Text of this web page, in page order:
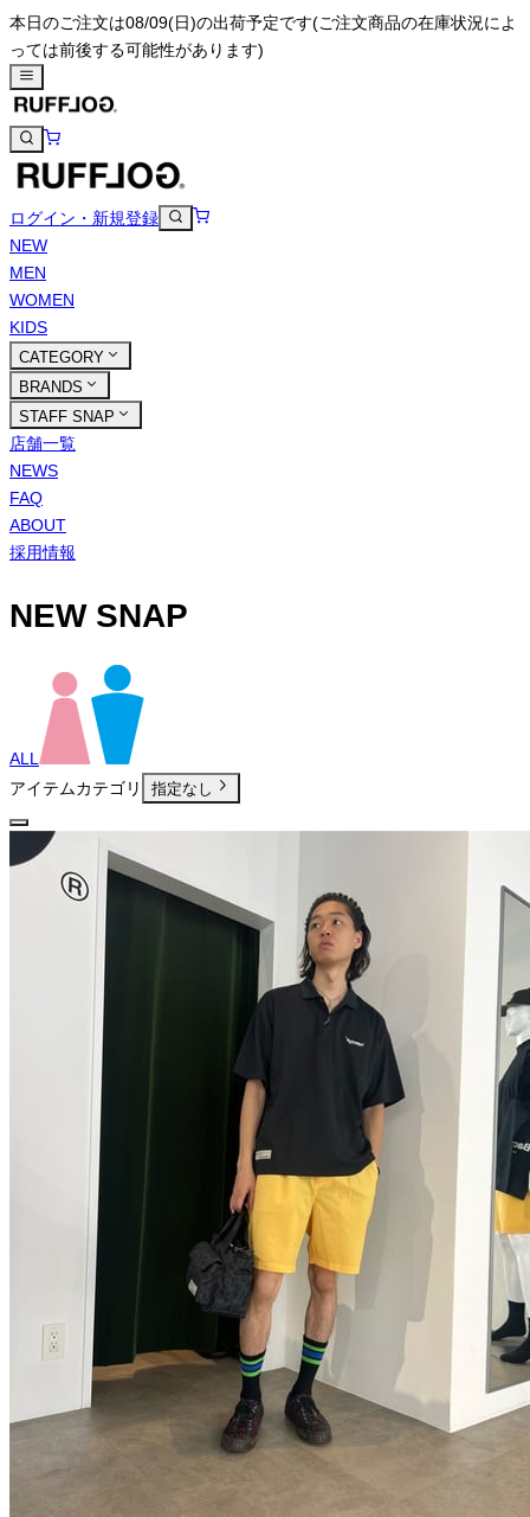
本日のご注文は08/09(日)の出荷予定です(ご注文商品の在庫状況によ
っては前後する可能性があります)
ログイン・新規登録
NEW
MEN
WOMEN
KIDS
CATEGORY
BRANDS
STAFF SNAP
店舗一覧
NEWS
FAQ
ABOUT
採用情報
NEW SNAP
ALL
アイテムカテゴリ
指定なし